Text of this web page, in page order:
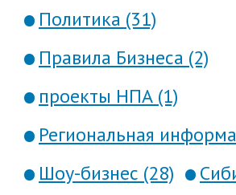
Политика (31)
Правила Бизнеса (2)
проекты НПА (1)
Региональная
Шоу-бизнес (28)